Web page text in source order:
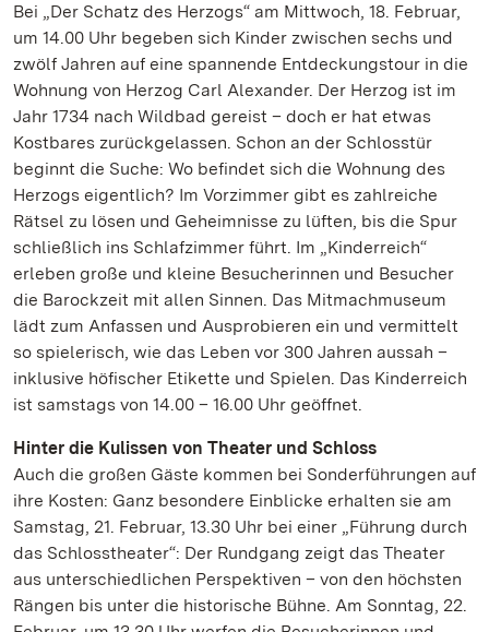
Bei „Der Schatz des Herzogs“ am Mittwoch, 18. Februar,
um 14.00 Uhr begeben sich Kinder zwischen sechs und
zwölf Jahren auf eine spannende Entdeckungstour in die
Wohnung von Herzog Carl Alexander. Der Herzog ist im
Jahr 1734 nach Wildbad gereist – doch er hat etwas
Kostbares zurückgelassen. Schon an der Schlosstür
beginnt die Suche: Wo befindet sich die Wohnung des
Herzogs eigentlich? Im Vorzimmer gibt es zahlreiche
Rätsel zu lösen und Geheimnisse zu lüften, bis die Spur
schließlich ins Schlafzimmer führt. Im „Kinderreich“
erleben große und kleine Besucherinnen und Besucher
die Barockzeit mit allen Sinnen. Das Mitmachmuseum
lädt zum Anfassen und Ausprobieren ein und vermittelt
so spielerisch, wie das Leben vor 300 Jahren aussah –
inklusive höfischer Etikette und Spielen. Das Kinderreich
ist samstags von 14.00 – 16.00 Uhr geöffnet.
Hinter die Kulissen von Theater und Schloss
Auch die großen Gäste kommen bei Sonderführungen auf
ihre Kosten: Ganz besondere Einblicke erhalten sie am
Samstag, 21. Februar, 13.30 Uhr bei einer „Führung durch
das Schlosstheater“: Der Rundgang zeigt das Theater
aus unterschiedlichen Perspektiven – von den höchsten
Rängen bis unter die historische Bühne. Am Sonntag, 22.